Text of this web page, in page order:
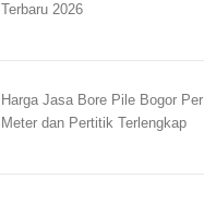
Terbaru 2026
Harga Jasa Bore Pile Bogor Per
Meter dan Pertitik Terlengkap